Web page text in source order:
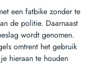
een fatbike zonder te
de politie. Daarnaast
wordt genomen.
omtrent het gebruik
hieraan te houden